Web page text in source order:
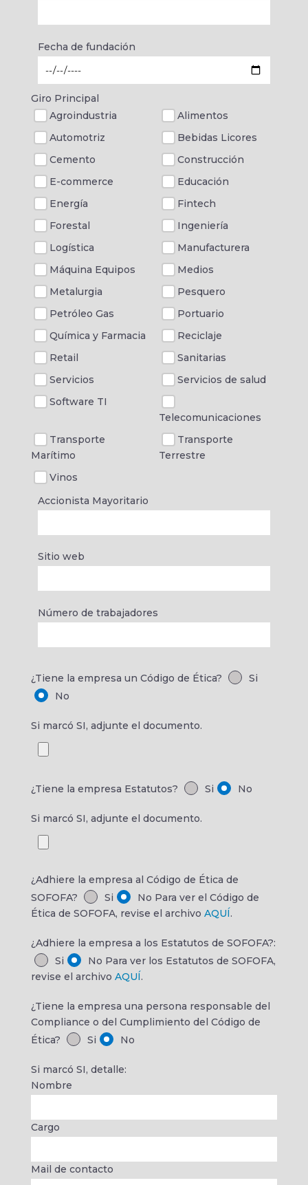
Fecha de fundación
Giro Principal
Agroindustria
Alimentos
Automotriz
Bebidas Licores
Cemento
Construcción
E-commerce
Educación
Energía
Fintech
Forestal
Ingeniería
Logística
Manufacturera
Máquina Equipos
Medios
Metalurgia
Pesquero
Petróleo Gas
Portuario
Química y Farmacia
Reciclaje
Retail
Sanitarias
Servicios
Servicios de salud
Software TI
Telecomunicaciones
Transporte
Marítimo
Transporte
Terrestre
Vinos
Accionista Mayoritario
Sitio web
Número de trabajadores
¿Tiene la empresa un Código de Ética?
Si
No
Si marcó SI, adjunte el documento.
¿Tiene la empresa Estatutos? Si No
Si marcó SI, adjunte el documento.
¿Adhiere la empresa al Código de Ética de
SOFOFA?
Si No Para ver el Código de
Ética de SOFOFA, revise el archivo AQUÍ.
¿Adhiere la empresa a los Estatutos de SOFOFA?:
Si
No Para ver los Estatutos de SOFOFA,
revise el archivo AQUÍ.
¿Tiene la empresa una persona responsable del
Compliance o del Cumplimiento del Código de
Ética?
Si No
Si marcó SI, detalle:
Nombre
Cargo
Mail de contacto